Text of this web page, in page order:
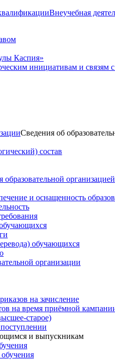
Внеучебная
Каспия»
инициативам и
Сведения об
состав
организацией
и оснащенность
обучающихся
организации
на зачисление
на время приёмной
старое)
и выпускникам